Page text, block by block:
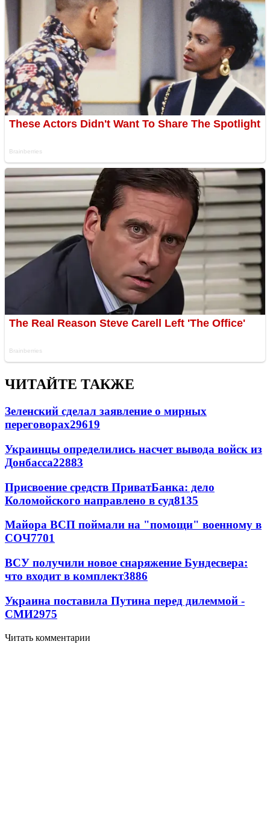
ЧИТАЙТЕ ТАКЖЕ
Зеленский сделал заявление о мирных
переговорах29619
Украинцы определились насчет вывода войск из
Донбасса22883
Присвоение средств ПриватБанка: дело
Коломойского направлено в суд8135
Майора ВСП поймали на "помощи" военному в
СОЧ7701
ВСУ получили новое снаряжение Бундесвера:
что входит в комплект3886
Украина поставила Путина перед дилеммой -
СМИ2975
Читать комментарии